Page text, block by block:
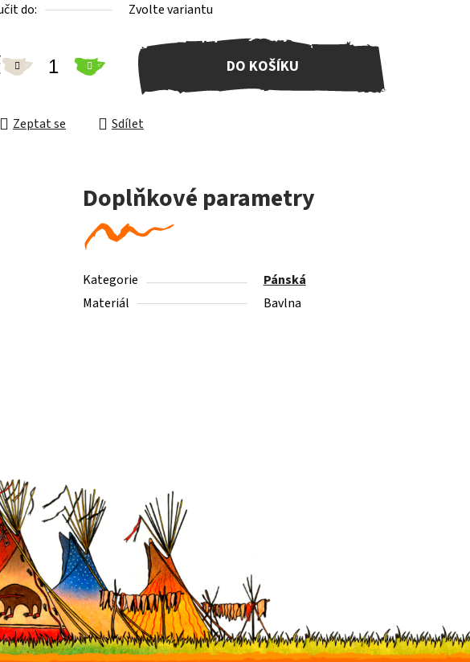
do:
Zvolte variantu
DO KOŠÍKU
Zeptat se Sdílet
Doplňkové parametry
Kategorie
Pánská
Materiál
Bavlna